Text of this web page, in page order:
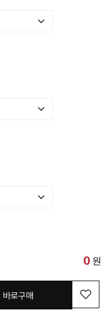
0 원
바로구매